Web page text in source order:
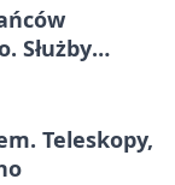
Służby
Teleskopy,